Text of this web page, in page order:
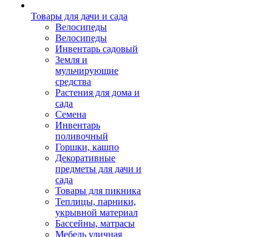
Товары для дачи и сада
Велосипеды
Велосипеды
Инвентарь садовый
Земля и
мульчирующие
средства
Растения для дома и
сада
Семена
Инвентарь
поливочный
Горшки, кашпо
Декоративные
предметы для дачи и
сада
Товары для пикника
Теплицы, парники,
укрывной материал
Бассейны, матрасы
Мебель уличная